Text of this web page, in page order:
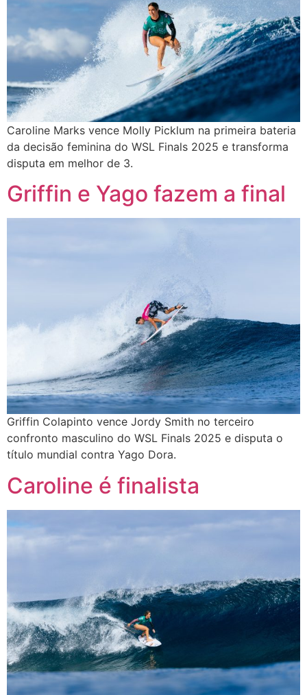
Caroline Marks vence Molly Picklum na primeira bateria
da decisão feminina do WSL Finals 2025 e transforma
disputa em melhor de 3.
Griffin e Yago fazem a final
Griffin Colapinto vence Jordy Smith no terceiro
confronto masculino do WSL Finals 2025 e disputa o
título mundial contra Yago Dora.
Caroline é finalista